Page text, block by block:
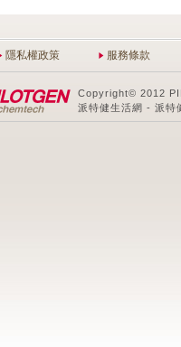
隱私權政策 服務條款
Copyright© 2012
派特健生活網 - 派